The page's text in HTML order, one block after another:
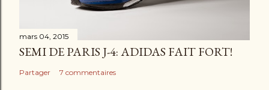
mars 04, 2015
SEMI DE PARIS J-4: ADIDAS FAIT FORT!
Partager 7 commentaires